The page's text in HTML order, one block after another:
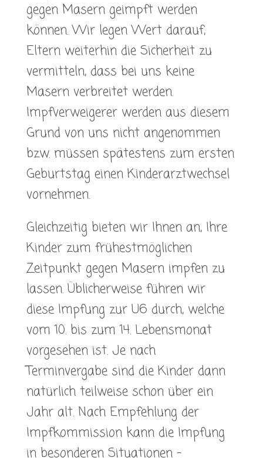
gegen Masern geimpft werden
können. Wir legen Wert darauf,
Eltern weiterhin die Sicherheit zu
vermitteln, dass bei uns keine
Masern verbreitet werden.
Impfverweigerer werden aus diesem
Grund von uns nicht angenommen
bzw. müssen spätestens zum ersten
Geburtstag einen Kinderarztwechsel
vornehmen.
Gleichzeitig bieten wir Ihnen an, Ihre
Kinder zum frühestmöglichen
Zeitpunkt gegen Masern impfen zu
lassen. Üblicherweise führen wir
diese Impfung zur U6 durch, welche
vom 10. bis zum 14. Lebensmonat
vorgesehen ist. Je nach
Terminvergabe sind die Kinder dann
natürlich teilweise schon über ein
Jahr alt. Nach Empfehlung der
Impfkommission kann die Impfung
in besonderen Situationen –